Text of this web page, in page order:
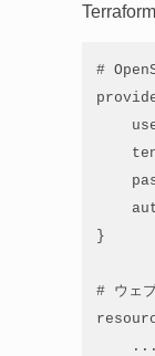
#
}
# ウェ
...